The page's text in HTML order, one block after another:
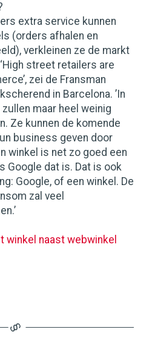
extra service kunnen
(orders afhalen en
verkleinen ze de markt
street retailers are
zei de Fransman
in Barcelona. ’In
maar heel weinig
Ze kunnen de komende
business geven door
winkel is net zo goed een
Google dat is. Dat is ook
Google, of een winkel. De
zal veel
winkel naast webwinkel